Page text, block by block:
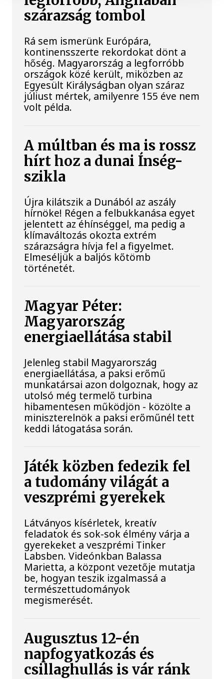
szárazság tombol
Rá sem ismerünk Európára,
kontinensszerte rekordokat dönt a
hőség. Magyarország a legforróbb
országok közé került, miközben az
Egyesült Királyságban olyan száraz
júliust mértek, amilyenre 155 éve nem
volt példa.
A múltban és ma is rossz
hírt hoz a dunai Ínség-
szikla
Újra kilátszik a Dunából az aszály
hírnöke! Régen a felbukkanása egyet
jelentett az éhínséggel, ma pedig a
klímaváltozás okozta extrém
szárazságra hívja fel a figyelmet.
Elmeséljük a baljós kőtömb
történetét.
Magyar Péter:
Magyarország
energiaellátása stabil
Jelenleg stabil Magyarország
energiaellátása, a paksi erőmű
munkatársai azon dolgoznak, hogy az
utolsó még termelő turbina
hibamentesen működjön - közölte a
miniszterelnök a paksi erőműnél tett
keddi látogatása során.
Játék közben fedezik fel
a tudomány világát a
veszprémi gyerekek
Látványos kísérletek, kreatív
feladatok és sok-sok élmény várja a
gyerekeket a veszprémi Tinker
Labsben. Videónkban Balassa
Marietta, a központ vezetője mutatja
be, hogyan teszik izgalmassá a
természettudományok
megismerését.
Augusztus 12-én
napfogyatkozás és
csillaghullás is vár ránk